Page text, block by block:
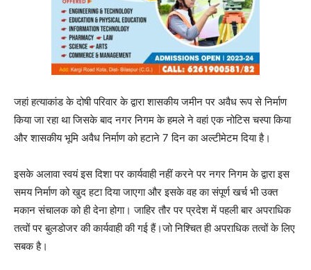
जहां हत्याकांड के दोषी परिवार के द्वारा शासकीय जमीन पर अवैध रूप से निर्माण
किया जा रहा था जिसके बाद नगर निगम के हमले ने वहां एक नोटिस चस्पा किया
और शासकीय भूमि अवैध निर्माण को हटाने 7 दिन का अल्टीमेटम दिया है।
इसके अलावा स्वयं इस दिशा पर कार्यवाही नहीं करने पर नगर निगम के द्वारा इस
समय निर्माण को खुद हटा दिया जाएगा और इसके वह का संपूर्ण खर्च भी उक्त
मकान संचालक को ही देना होगा। जाहिर तौर पर प्रदेश में पहली बार अपराधिक
तत्वों पर बुलडोजर की कार्यवाही की गई हैं।जो निश्चित ही अपराधिक तत्वों के लिए
सबक है।